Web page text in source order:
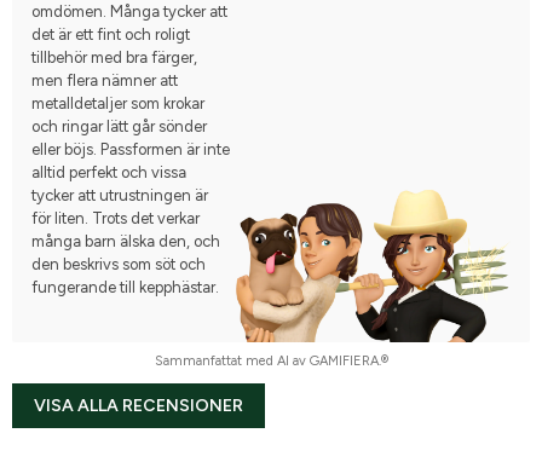
omdömen. Många tycker att
det är ett fint och roligt
tillbehör med bra färger,
men flera nämner att
metalldetaljer som krokar
och ringar lätt går sönder
eller böjs. Passformen är inte
alltid perfekt och vissa
tycker att utrustningen är
för liten. Trots det verkar
många barn älska den, och
den beskrivs som söt och
fungerande till kepphästar.
Sammanfattat med AI av GAMIFIERA.®
VISA ALLA RECENSIONER